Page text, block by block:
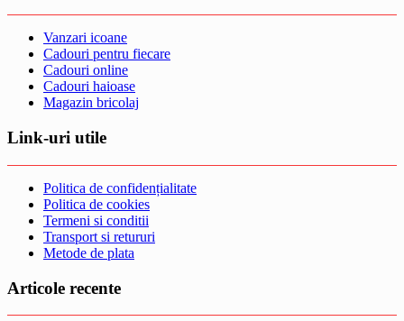
Vanzari icoane
Cadouri pentru fiecare
Cadouri online
Cadouri haioase
Magazin bricolaj
Link-uri utile
Politica de confidențialitate
Politica de cookies
Termeni si conditii
Transport si retururi
Metode de plata
Articole recente